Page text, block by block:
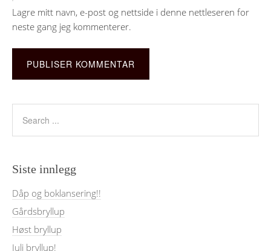
Lagre mitt navn, e-post og nettside i denne nettleseren for
neste gang jeg kommenterer.
Siste innlegg
Dåp og boklansering!!
Gårdsbryllup
Høst bryllup
Juli bryllup!